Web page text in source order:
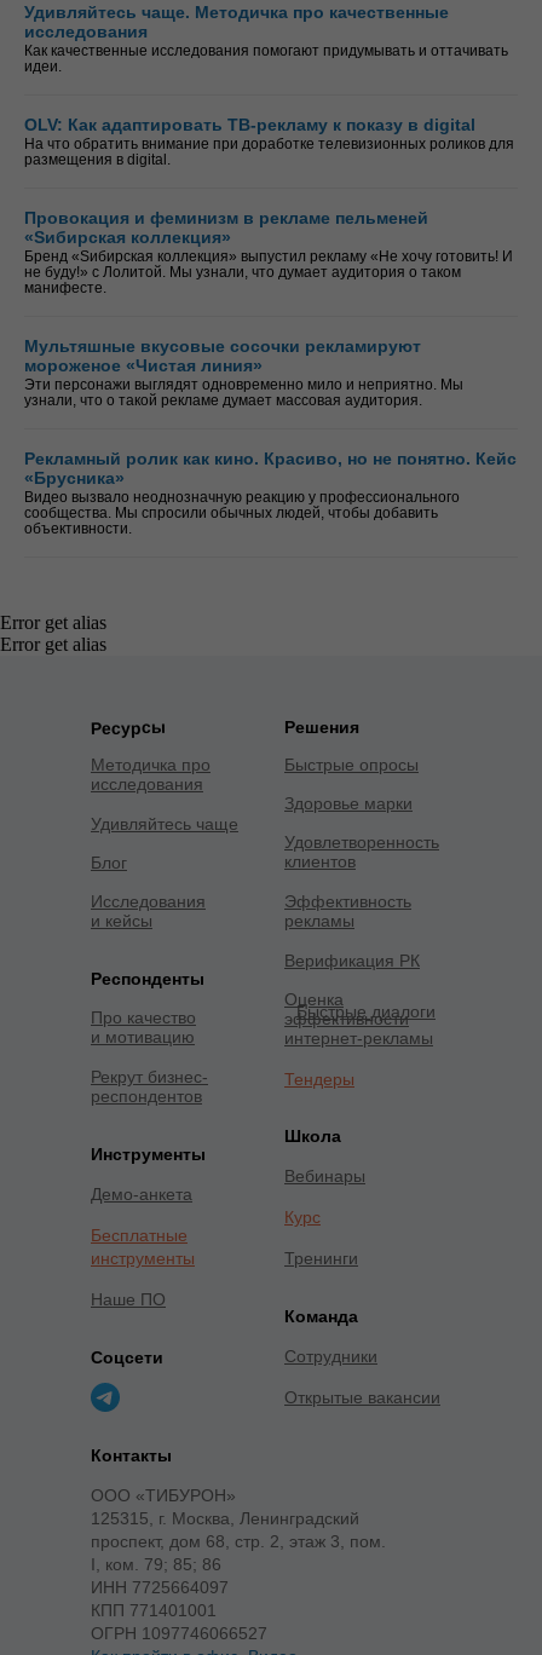
Удивляйтесь чаще. Методичка про качественные
исследования
Как качественные исследования помогают придумывать и оттачивать
идеи.
OLV: Как адаптировать ТВ-рекламу к показу в digital
На что обратить внимание при доработке телевизионных роликов для
размещения в digital.
Провокация и феминизм в рекламе пельменей
«Sибирская коллекция»
Бренд «Sибирская коллекция» выпустил рекламу «Не хочу готовить! И
не буду!» с Лолитой. Мы узнали, что думает аудитория о таком
манифесте.
Мультяшные вкусовые сосочки рекламируют
мороженое «Чистая линия»
Эти персонажи выглядят одновременно мило и неприятно. Мы
узнали, что о такой рекламе думает массовая аудитория.
Рекламный ролик как кино. Красиво, но не понятно. Кейс
«Брусника»
Видео вызвало неоднозначную реакцию у профессионального
сообщества. Мы спросили обычных людей, чтобы добавить
объективности.
Error get alias
Error get alias
Решения
ООО «ТИБУРОН»
125315, г. Москва, Ленинградский
проспект, дом 68, стр. 2, этаж 3, пом.
I, ком. 79; 85; 86
ИНН 7725664097
КПП 771401001
ОГРН 1097746066527
Контакты
Быстрые опросы
Оценка
эффективности
интернет-рекламы
Быстрые диалоги
Тендеры
Верификация РК
Здоровье марки
Удовлетворенность
клиентов
Эффективность
рекламы
Ресурсы
Методичка про
исследования
Исследования
и кейсы
Блог
Удивляйтесь чаще
Школа
Респонденты
Про качество
и мотивацию
Рекрут бизнес-
респондентов
Команда
Сотрудники
Открытые вакансии
Инструменты
Демо-анкета
Бесплатные
инструменты
Наше ПО
Вебинары
Курс
Тренинги
Соцсети